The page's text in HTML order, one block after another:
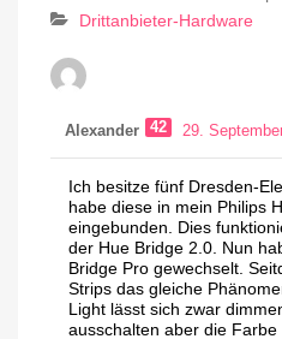
Drittanbieter-Hardware
Alexander 42 29.
Ich besitze fünf Dresden-
habe diese in mein Philips
eingebunden. Dies
der Hue Bridge 2.0. Nun
Bridge Pro gewechselt.
Strips das gleiche
Light lässt sich zwar
ausschalten aber die